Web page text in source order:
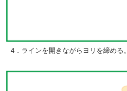
4．ラインを開きながらヨリを締める。